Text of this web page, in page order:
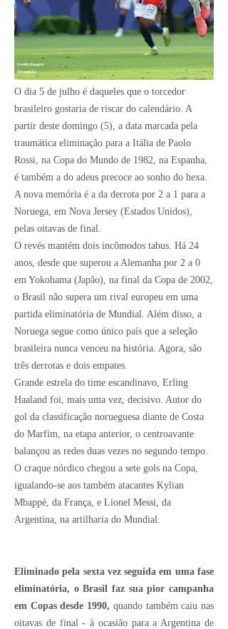
Divulgação
Crédito Imagem:
O dia 5 de julho é daqueles que o torcedor
brasileiro gostaria de riscar do calendário. A
partir deste domingo (5), a data marcada pela
traumática eliminação para a Itália de Paolo
Rossi, na Copa do Mundo de 1982, na Espanha,
é também a do adeus precoce ao sonho do hexa.
A nova memória é a da derrota por 2 a 1 para a
Noruega, em Nova Jersey (Estados Unidos),
pelas oitavas de final.
O revés mantém dois incômodos tabus. Há 24
anos, desde que superou a Alemanha por 2 a 0
em Yokohama (Japão), na final da Copa de 2002,
o Brasil não supera um rival europeu em uma
partida eliminatória de Mundial. Além disso, a
Noruega segue como único país que a seleção
brasileira nunca venceu na história. Agora, são
três derrotas e dois empates.
Grande estrela do time escandinavo, Erling
Haaland foi, mais uma vez, decisivo. Autor do
gol da classificação norueguesa diante de Costa
do Marfim, na etapa anterior, o centroavante
balançou as redes duas vezes no segundo tempo.
O craque nórdico chegou a sete gols na Copa,
igualando-se aos também atacantes Kylian
Mbappé, da França, e Lionel Messi, da
Argentina, na artilharia do Mundial.
Eliminado pela sexta vez seguida em uma fase
eliminatória, o Brasil faz sua pior campanha
em Copas desde 1990, quando também caiu nas
oitavas de final - à ocasião para a Argentina de